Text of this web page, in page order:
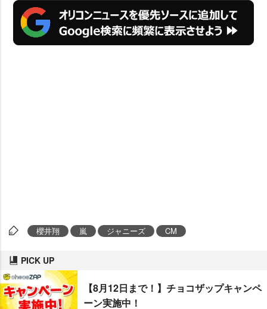
櫻井翔 嵐 ジャニーズ CM
PICK UP
【8月12日まで！】チョコザップキャンペ
ーン実施中！